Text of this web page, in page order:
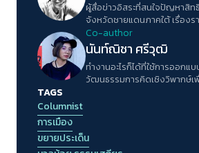
ผู้สื่อข่าวอิสระที่สนใจปัญหาสิท
จังหวัดชายแดนภาคใต้ เรื่อง
และการสร้างสันติภาพ
Co-author
นันท์ณิชา ศรีวุฒิ
ทำงานอะไรก็ได้ที่ใช้การออกแ
วัฒนธรรมการคิดเชิงวิพากษ์เ
TAGS
Columnist
การเมือง
ขยายประเด็น